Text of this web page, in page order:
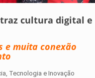
traz cultura digital e
e muita conexão
Tecnologia e Inovação